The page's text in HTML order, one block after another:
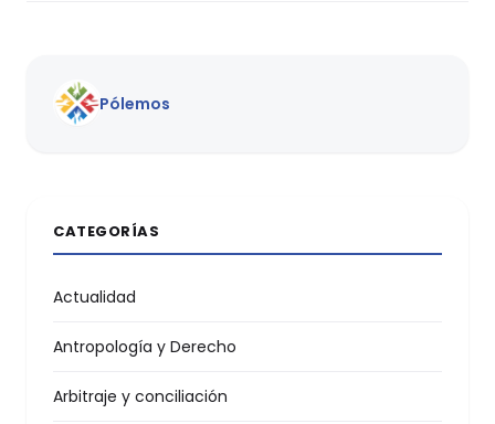
Pólemos
CATEGORÍAS
Actualidad
Antropología y Derecho
Arbitraje y conciliación